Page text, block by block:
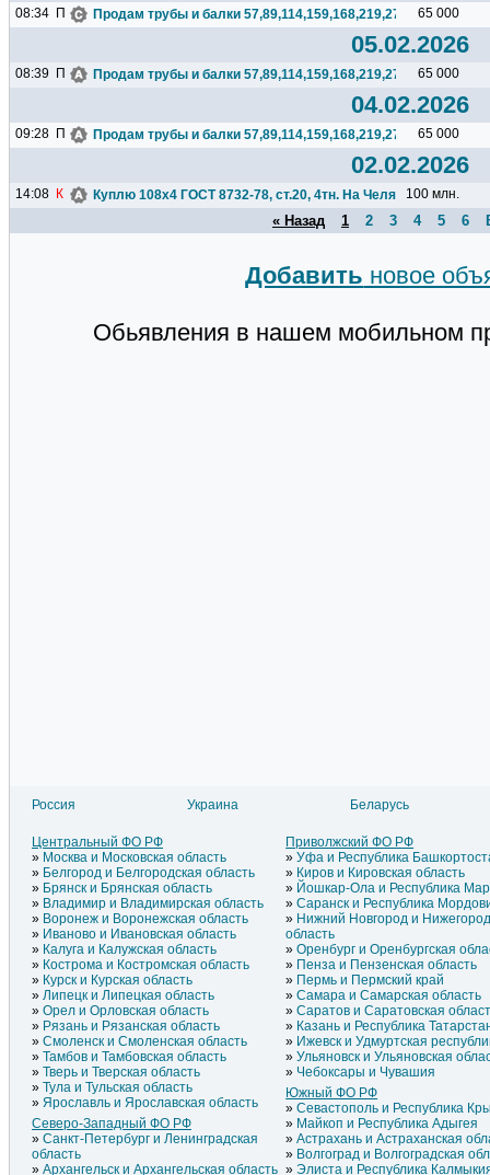
08:34 П Продам трубы и балки 65 000
05.02.2026
08:39 П Продам трубы и балки 65 000
04.02.2026
09:28 П Продам трубы и балки 65 000
02.02.2026
14:08 К Куплю 108х4 ГОСТ 8732-78, ст.20, 4тн. На Челябинск. Только
100 млн.
« Назад 1 2 3 4 5 6
Добавить новое
Обьявления в нашем мобильном
Россия Украина
Беларусь
Латвия
Эстония
Молдавия
Армения
Греция
Грузия
Центральный ФО РФ
Москва и Московская область
Белгород и Белгородская область
Брянск и Брянская область
Владимир и Владимирская область
Воронеж и Воронежская область
Иваново и Ивановская область
Калуга и Калужская область
Кострома и Костромская область
Курск и Курская область
Липецк и Липецкая область
Орел и Орловская область
Рязань и Рязанская область
Смоленск и Смоленская область
Тамбов и Тамбовская область
Тверь и Тверская область
Тула и Тульская область
Ярославль и Ярославская область
Северо-Западный ФО РФ
Санкт-Петербург и Ленинградская
область
Архангельск и Архангельская область
Приволжский ФО РФ
Уфа и Республика
Киров и Кировская область
Йошкар-Ола и Республика
Саранск и Республика
Нижний Новгород и
область
Оренбург и Оренбургская
Пенза и Пензенская область
Пермь и Пермский край
Самара и Самарская область
Саратов и Саратовская
Казань и Республика
Ижевск и Удмуртская
Ульяновск и Ульяновская
Чебоксары и Чувашия
Южный ФО РФ
Севастополь и Республика
Майкоп и Республика Адыгея
Астрахань и Астраханская
Волгоград и Волгоградская
Элиста и Республика